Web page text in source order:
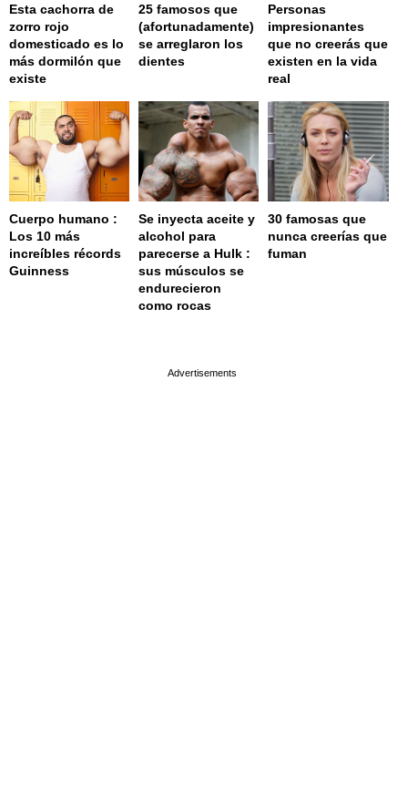
Esta cachorra de
zorro rojo
domesticado es lo
más dormilón que
existe
25 famosos que
(afortunadamente)
se arreglaron los
dientes
Personas
impresionantes
que no creerás que
existen en la vida
real
Cuerpo humano :
Los 10 más
increíbles récords
Guinness
Se inyecta aceite y
alcohol para
parecerse a Hulk :
sus músculos se
endurecieron
como rocas
30 famosas que
nunca creerías que
fuman